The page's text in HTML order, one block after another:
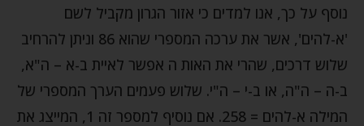
נוסף על כך, אנו למדים כי אזור הגרון מקביל לשם
'א-להים', אשר את ערכה המספרי שהוא 86 וניתן להרחיב
שלוש דרכים, שהרי את האות ה אפשר לאיית ב-א – ה"א,
ב-ה – ה"ה, או ב-י – ה"י. שלוש פעמים הערך המספרי של
המילה א-להים = 258. אם נוסיף למספר זה 1, המייצג את